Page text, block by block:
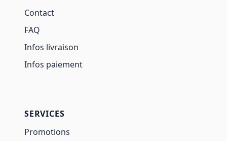
Contact
FAQ
Infos livraison
Infos paiement
SERVICES
Promotions